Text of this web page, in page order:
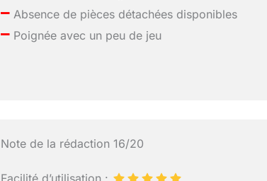
– Absence de pièces détachées disponibles
– Poignée avec un peu de jeu
Note de la rédaction 16/20
Facilité d’utilisation :